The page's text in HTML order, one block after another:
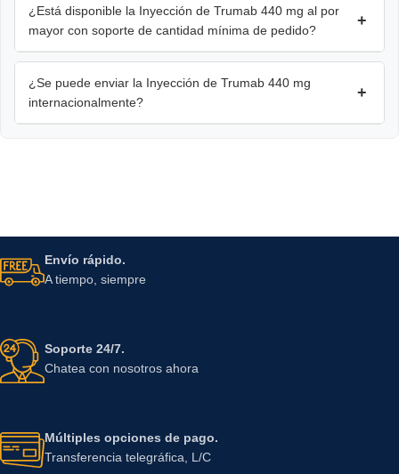
¿Está disponible la Inyección de Trumab 440 mg al por
mayor con soporte de cantidad mínima de pedido?
+
¿Se puede enviar la Inyección de Trumab 440 mg
internacionalmente?
+
Envío rápido.
A tiempo, siempre
Soporte 24/7.
Chatea con nosotros ahora
Múltiples opciones de pago.
Transferencia telegráfica, L/C